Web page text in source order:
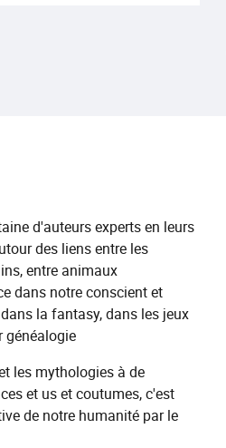
d'auteurs experts en leurs
des liens entre les
entre animaux
dans notre conscient et
la fantasy, dans les jeux
généalogie
les mythologies à de
et us et coutumes, c'est
de notre humanité par le